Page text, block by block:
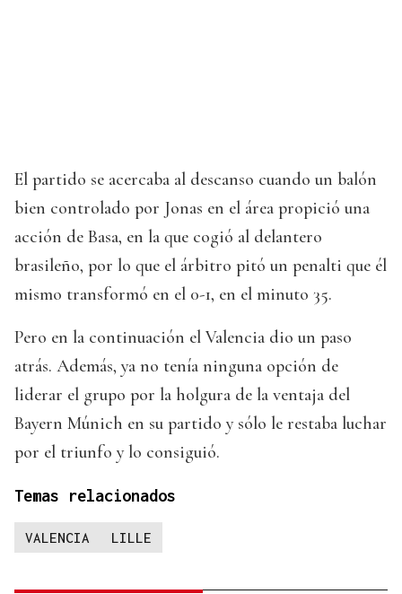
El partido se acercaba al descanso cuando un balón
bien controlado por Jonas en el área propició una
acción de Basa, en la que cogió al delantero
brasileño, por lo que el árbitro pitó un penalti que él
mismo transformó en el 0-1, en el minuto 35.
Pero en la continuación el Valencia dio un paso
atrás. Además, ya no tenía ninguna opción de
liderar el grupo por la holgura de la ventaja del
Bayern Múnich en su partido y sólo le restaba luchar
por el triunfo y lo consiguió.
Temas relacionados
VALENCIA LILLE